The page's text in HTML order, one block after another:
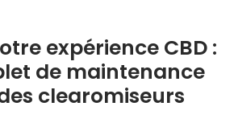
expérience CBD :
de maintenance
clearomiseurs